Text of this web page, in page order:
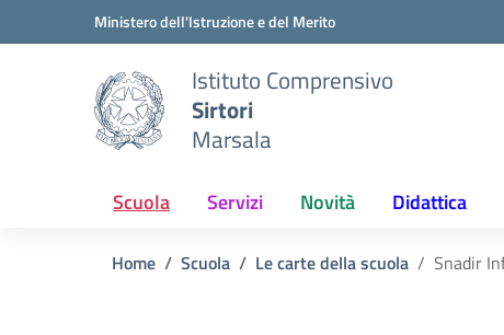
Vai ai contenuti
Vai al menu di navigazioneMinistero dell'Istruzione e del Merito
Istituto Comprensivo
Sirtori
Marsala
Scuola Servizi Novità Didattica
Home Scuola Le carte della scuola Snadir